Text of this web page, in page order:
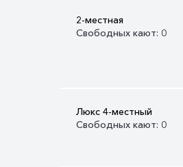
2-местная
Свободных кают: 0
Люкс 4-местный
Свободных кают: 0